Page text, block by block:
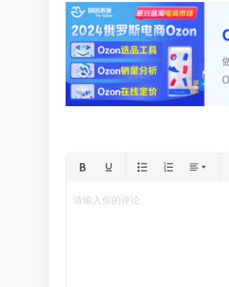
请输入你的评论